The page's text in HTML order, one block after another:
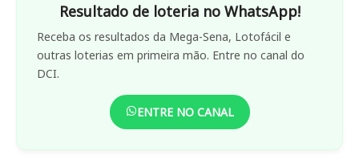
Resultado de loteria no WhatsApp!
Receba os resultados da Mega-Sena, Lotofácil e
outras loterias em primeira mão. Entre no canal do
DCI.
ENTRE NO CANAL